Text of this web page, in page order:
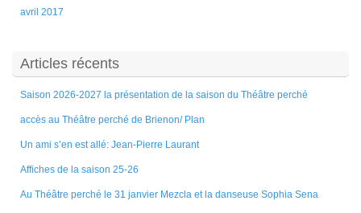
avril 2017
Articles récents
Saison 2026-2027 la présentation de la saison du Théâtre perché
accès au Théâtre perché de Brienon/ Plan
Un ami s’en est allé: Jean-Pierre Laurant
Affiches de la saison 25-26
Au Théâtre perché le 31 janvier Mezcla et la danseuse Sophia Sena